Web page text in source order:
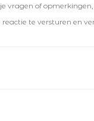
vragen of
te versturen en